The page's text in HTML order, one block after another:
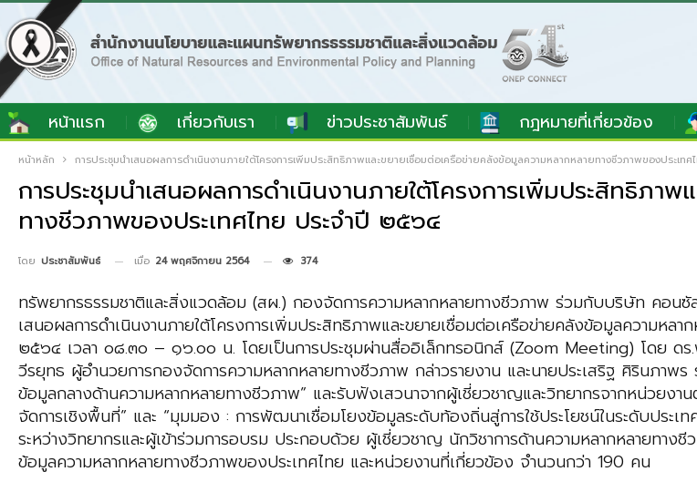
หน้าแรก เกี่ยวกับเรา ข่าวประชาสัมพันธ์ กฎหมายที่เกี่ยวข้อง
หน้าหลัก การประชุมนำเสนอผลการดำเนินงานภายใต้โครงการเพิ่มประสิทธิภาพและขยายเชื่อมต่อเครือข่ายคลังข้อมูลความหลากหลายทางชีวภาพของประเท
การประชุมนำเสนอผลการดำเนินงานภายใต้โครงการเพิ่มประสิทธิภ
ทางชีวภาพของประเทศไทย ประจำปี ๒๕๖๔
โดย ประชาสัมพันธ์ เมื่อ 24 พฤศจิกายน 2564 374
ทรัพยากรธรรมชาติและสิ่งแวดล้อม (สผ.) กองจัดการความหลากหลายทางชีวภาพ ร่วมกับบริษัท คอน
เสนอผลการดำเนินงานภายใต้โครงการเพิ่มประสิทธิภาพและขยายเชื่อมต่อเครือข่ายคลังข้อมูลความ
๒๕๖๔ เวลา ๐๘.๓๐ – ๑๖.๐๐ น. โดยเป็นการประชุมผ่านสื่ออิเล็กทรอนิกส์ (Zoom Meeting) โดย ด
วีรยุทธ ผู้อำนวยการกองจัดการความหลากหลายทางชีวภาพ กล่าวรายงาน และนายประเสริฐ ศิรินภา
ข้อมูลกลางด้านความหลากหลายทางชีวภาพ” และรับฟังเสวนาจากผู้เชี่ยวชาญและวิทยากรจากหน่วยงา
จัดการเชิงพื้นที่” และ “มุมมอง : การพัฒนาเชื่อมโยงข้อมูลระดับท้องถิ่นสู่การใช้ประโยชน์ในระดับประ
ระหว่างวิทยากรและผู้เข้าร่วมการอบรม ประกอบด้วย ผู้เชี่ยวชาญ นักวิชาการด้านความหลากหลายทา
ข้อมูลความหลากหลายทางชีวภาพของประเทศไทย และหน่วยงานที่เกี่ยวข้อง จำนวนกว่า 190 คน